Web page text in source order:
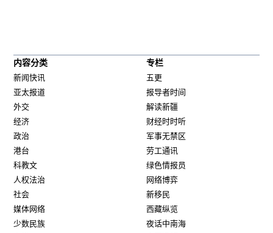
内容分类
新闻快讯
亚太报道
外交
经济
政治
港台
科教文
人权法治
社会
媒体网络
少数民族
专栏
五更
报导者时间
解读新疆
财经时时听
军事无禁区
劳工通讯
绿色情报员
网络博弈
新移民
西藏纵览
夜话中南海